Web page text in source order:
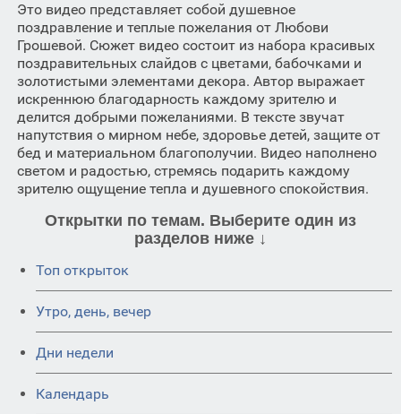
Это видео представляет собой душевное
поздравление и теплые пожелания от Любови
Грошевой. Сюжет видео состоит из набора красивых
поздравительных слайдов с цветами, бабочками и
золотистыми элементами декора. Автор выражает
искреннюю благодарность каждому зрителю и
делится добрыми пожеланиями. В тексте звучат
напутствия о мирном небе, здоровье детей, защите от
бед и материальном благополучии. Видео наполнено
светом и радостью, стремясь подарить каждому
зрителю ощущение тепла и душевного спокойствия.
Открытки по темам. Выберите один из
разделов ниже ↓
Топ открыток
Утро, день, вечер
Дни недели
Календарь